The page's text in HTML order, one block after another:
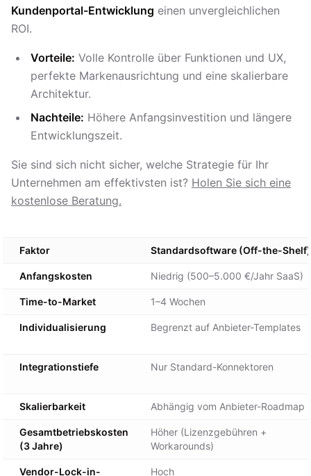
Kundenportal-Entwicklung einen unvergleichlichen
ROI.
Vorteile: Volle Kontrolle über Funktionen und UX,
perfekte Markenausrichtung und eine skalierbare
Architektur.
Nachteile: Höhere Anfangsinvestition und längere
Entwicklungszeit.
Sie sind sich nicht sicher, welche Strategie für Ihr
Unternehmen am effektivsten ist? Holen Sie sich eine
kostenlose Beratung.
Faktor Standardsoftware (Off-the-Shelf)
Anfangskosten Niedrig (500–5.000 €/Jahr SaaS)
Time-to-Market 1–4 Wochen
Individualisierung Begrenzt auf Anbieter-Templates
Integrationstiefe Nur Standard-Konnektoren
Skalierbarkeit Abhängig vom Anbieter-Roadmap
Gesamtbetriebskosten
(3 Jahre)
Höher (Lizenzgebühren +
Workarounds)
Vendor-Lock-in- Hoch